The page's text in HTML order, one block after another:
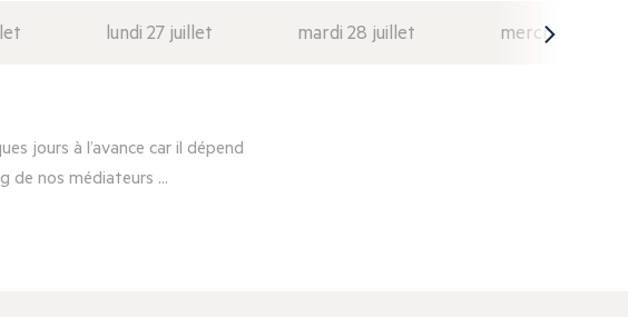
lundi 27 juillet mardi 28 juillet mercredi 29
jours à l’avance car il dépend
de nos médiateurs ...